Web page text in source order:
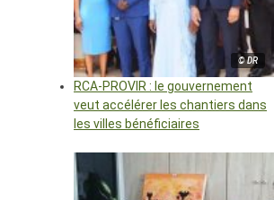
© DR
RCA-PROVIR : le gouvernement
veut accélérer les chantiers dans
les villes bénéficiaires